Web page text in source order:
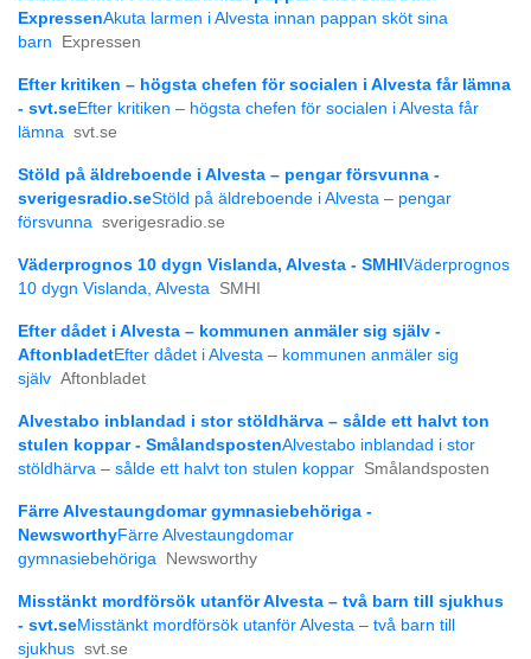
ExpressenAkuta larmen i Alvesta innan pappan sköt sina
barn
Expressen
Efter kritiken – högsta chefen för socialen i Alvesta får lämna
- svt.seEfter kritiken – högsta chefen för socialen i Alvesta får
lämna svt.se
Stöld på äldreboende i Alvesta – pengar försvunna -
sverigesradio.seStöld på äldreboende i Alvesta – pengar
försvunna sverigesradio.se
Väderprognos 10 dygn Vislanda, Alvesta - SMHI Väderprognos
10 dygn Vislanda, Alvesta SMHI
Efter dådet i Alvesta – kommunen anmäler sig själv -
AftonbladetEfter dådet i Alvesta – kommunen anmäler sig
själv Aftonbladet
Alvestabo inblandad i stor stöldhärva – sålde ett halvt ton
stulen koppar - SmålandspostenAlvestabo inblandad i stor
stöldhärva – sålde ett halvt ton stulen koppar Smålandsposten
Färre Alvestaungdomar gymnasiebehöriga -
NewsworthyFärre Alvestaungdomar
gymnasiebehöriga
Newsworthy
Misstänkt mordförsök utanför Alvesta – två barn till sjukhus
- svt.seMisstänkt mordförsök utanför Alvesta – två barn till
sjukhus svt.se